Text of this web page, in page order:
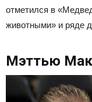
отметился в
животными» и ряде
Мэттью